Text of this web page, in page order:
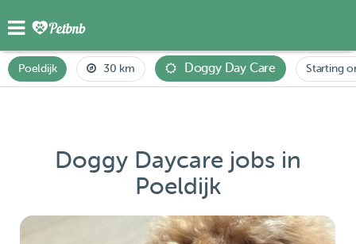
Poeldijk 30 km Doggy Day Care Starting
Doggy Daycare jobs in
Poeldijk